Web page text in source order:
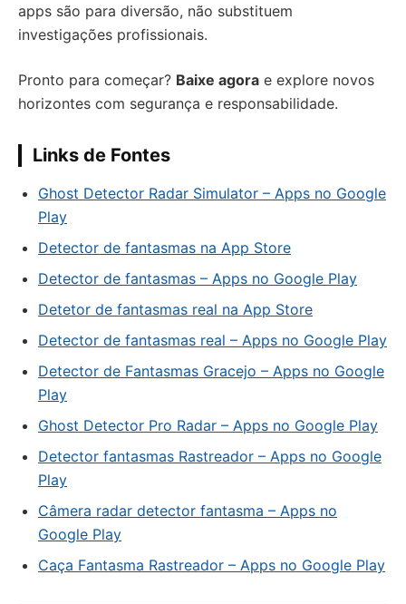
apps são para diversão, não substituem
investigações profissionais.
Pronto para começar? Baixe agora e explore novos
horizontes com segurança e responsabilidade.
Links de Fontes
Ghost Detector Radar Simulator – Apps no Google
Play
Detector de fantasmas na App Store
Detector de fantasmas – Apps no Google Play
Detetor de fantasmas real na App Store
Detector de fantasmas real – Apps no Google Play
Detector de Fantasmas Gracejo – Apps no Google
Play
Ghost Detector Pro Radar – Apps no Google Play
Detector fantasmas Rastreador – Apps no Google
Play
Câmera radar detector fantasma – Apps no
Google Play
Caça Fantasma Rastreador – Apps no Google Play